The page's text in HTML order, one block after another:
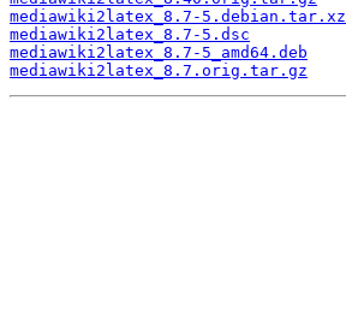
mediawiki2latex_8.7-5.debian.tar.xz
mediawiki2latex_8.7-5.dsc
mediawiki2latex_8.7-5_amd64.deb
mediawiki2latex_8.7.orig.tar.gz